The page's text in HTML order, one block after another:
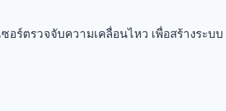
อร์ตรวจจับความเคลื่อนไหว เพื่อสร้างระบบ